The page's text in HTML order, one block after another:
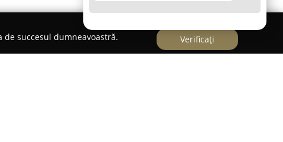
succesul dumneavoastră.
Verificați